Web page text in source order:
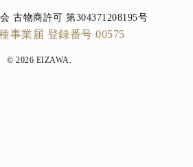
古物商許可 第304371208195号
事業届 登録番号 00575
© 2026 EIZAWA.